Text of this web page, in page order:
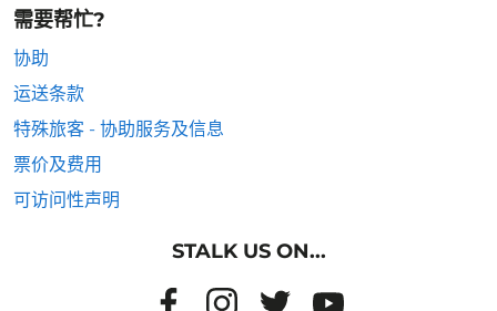
需要帮忙?
协助
运送条款
特殊旅客 - 协助服务及信息
票价及费用
可访问性声明
STALK US ON...